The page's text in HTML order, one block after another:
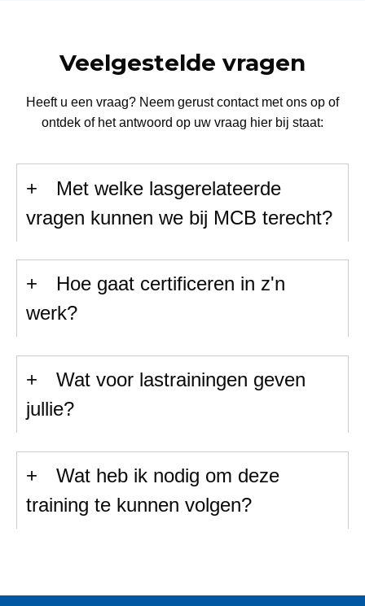
Veelgestelde vragen
Heeft u een vraag? Neem gerust contact met ons op of
ontdek of het antwoord op uw vraag hier bij staat:
Met welke lasgerelateerde
vragen kunnen we bij MCB terecht?
Hoe gaat certificeren in z'n
werk?
Wat voor lastrainingen geven
jullie?
Wat heb ik nodig om deze
training te kunnen volgen?